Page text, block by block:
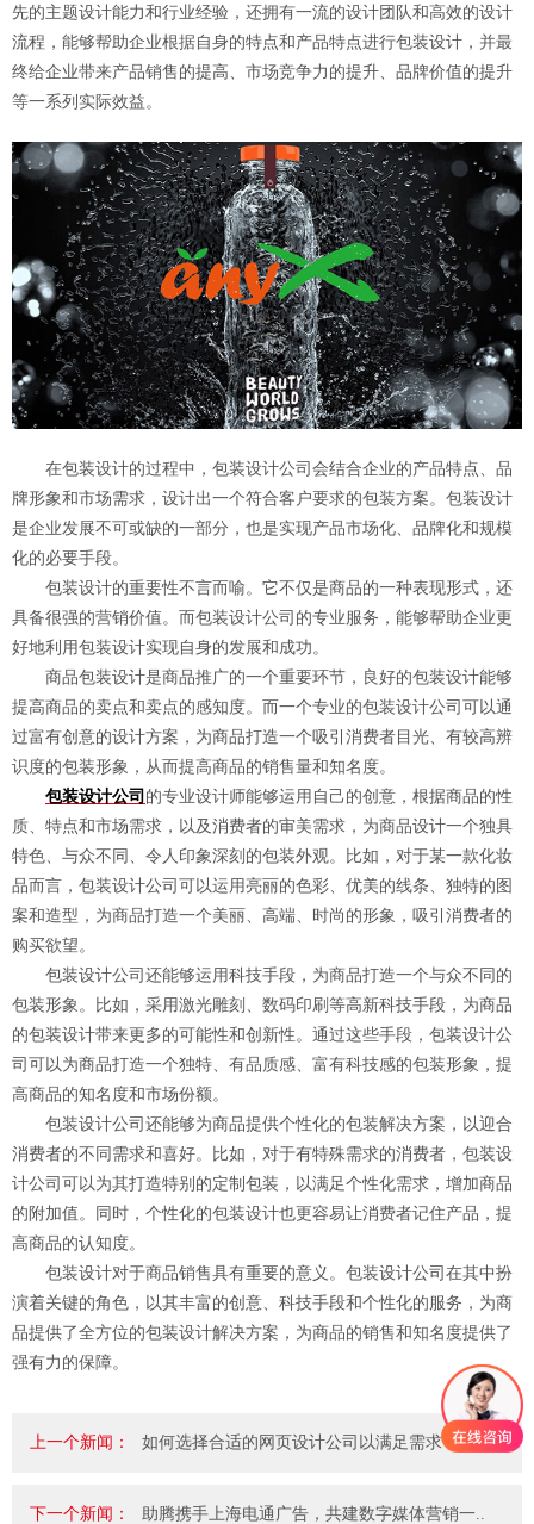
先的主题设计能力和行业经验，还拥有一流的设计团队和高效的设计
流程，能够帮助企业根据自身的特点和产品特点进行包装设计，并最
终给企业带来产品销售的提高、市场竞争力的提升、品牌价值的提升
等一系列实际效益。
在包装设计的过程中，包装设计公司会结合企业的产品特点、品
牌形象和市场需求，设计出一个符合客户要求的包装方案。包装设计
是企业发展不可或缺的一部分，也是实现产品市场化、品牌化和规模
化的必要手段。
包装设计的重要性不言而喻。它不仅是商品的一种表现形式，还
具备很强的营销价值。而包装设计公司的专业服务，能够帮助企业更
好地利用包装设计实现自身的发展和成功。
商品包装设计是商品推广的一个重要环节，良好的包装设计能够
提高商品的卖点和卖点的感知度。而一个专业的包装设计公司可以通
过富有创意的设计方案，为商品打造一个吸引消费者目光、有较高辨
识度的包装形象，从而提高商品的销售量和知名度。
包装设计公司 的专业设计师能够运用自己的创意，根据商品的性
质、特点和市场需求，以及消费者的审美需求，为商品设计一个独具
特色、与众不同、令人印象深刻的包装外观。比如，对于某一款化妆
品而言，包装设计公司可以运用亮丽的色彩、优美的线条、独特的图
案和造型，为商品打造一个美丽、高端、时尚的形象，吸引消费者的
购买欲望。
包装设计公司还能够运用科技手段，为商品打造一个与众不同的
包装形象。比如，采用激光雕刻、数码印刷等高新科技手段，为商品
的包装设计带来更多的可能性和创新性。通过这些手段，包装设计公
司可以为商品打造一个独特、有品质感、富有科技感的包装形象，提
高商品的知名度和市场份额。
包装设计公司还能够为商品提供个性化的包装解决方案，以迎合
消费者的不同需求和喜好。比如，对于有特殊需求的消费者，包装设
计公司可以为其打造特别的定制包装，以满足个性化需求，增加商品
的附加值。同时，个性化的包装设计也更容易让消费者记住产品，提
高商品的认知度。
包装设计对于商品销售具有重要的意义。包装设计公司在其中扮
演着关键的角色，以其丰富的创意、科技手段和个性化的服务，为商
品提供了全方位的包装设计解决方案，为商品的销售和知名度提供了
强有力的保障。
上一个新闻： 如何选择合适的网页设计公司以满足需求？
下一个新闻： 助腾携手上海电通广告，共建数字媒体营销一..